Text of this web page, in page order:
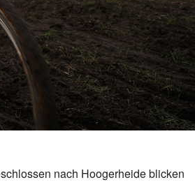
nach Hoogerheide blicken